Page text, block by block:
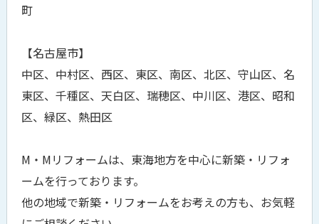
町
【名古屋市】
中区、中村区、西区、東区、南区、北区、守山区、名
東区、千種区、天白区、瑞穂区、中川区、港区、昭和
区、緑区、熱田区
M・Mリフォームは、東海地方を中心に新築・リフォ
ームを行っております。
他の地域で新築・リフォームをお考えの方も、お気軽